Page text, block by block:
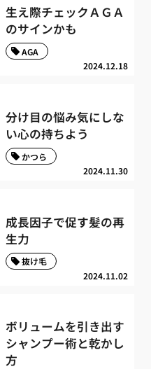
生え際チェックＡＧＡ
のサインかも
2024.12.18
AGA
分け目の悩み気にしな
い心の持ちよう
2024.11.30
かつら
成長因子で促す髪の再
生力
2024.11.02
抜け毛
ボリュームを引き出す
シャンプー術と乾かし
方